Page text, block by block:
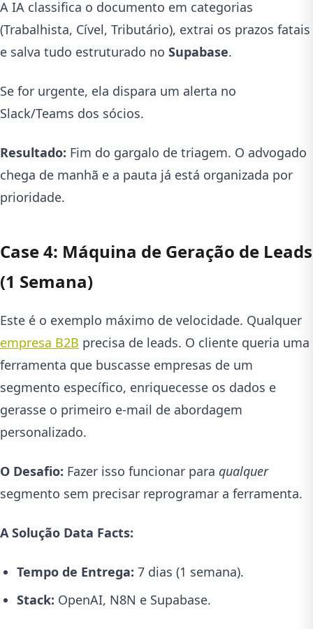
A IA classifica o documento em categorias
(Trabalhista, Cível, Tributário), extrai os prazos fatais
e salva tudo estruturado no Supabase.
Se for urgente, ela dispara um alerta no
Slack/Teams dos sócios.
Resultado: Fim do gargalo de triagem. O advogado
chega de manhã e a pauta já está organizada por
prioridade.
Case 4: Máquina de Geração de Leads
(1 Semana)
Este é o exemplo máximo de velocidade. Qualquer
empresa B2B precisa de leads. O cliente queria uma
ferramenta que buscasse empresas de um
segmento específico, enriquecesse os dados e
gerasse o primeiro e-mail de abordagem
personalizado.
O Desafio: Fazer isso funcionar para qualquer
segmento sem precisar reprogramar a ferramenta.
A Solução Data Facts:
Tempo de Entrega: 7 dias (1 semana).
Stack: OpenAI, N8N e Supabase.